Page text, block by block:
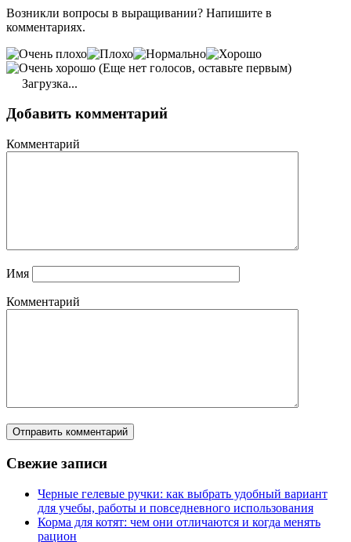
Возникли вопросы в выращивании? Напишите в
комментариях.
(Еще нет голосов, оставьте первым)
Загрузка...
Добавить комментарий
Комментарий
Имя
Комментарий
Свежие записи
Черные гелевые ручки: как выбрать удобный вариант
для учебы, работы и повседневного использования
Корма для котят: чем они отличаются и когда менять
рацион